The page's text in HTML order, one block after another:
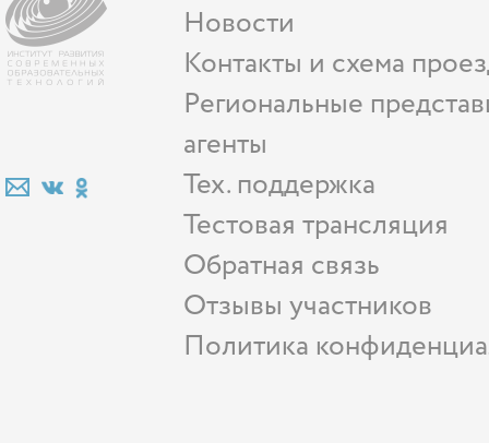
Новости
Контакты и схема
Региональные
агенты
Тех. поддержка
Тестовая трансляция
Обратная связь
Отзывы участников
Политика